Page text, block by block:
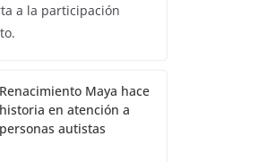
a la participación
Renacimiento Maya hace
historia en atención a
personas autistas